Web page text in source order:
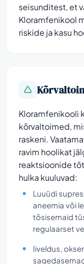
seisunditest, et
Kloramfenikool
riskide ja kasu
Kloramfenikooli
kõrvaltoimed,
raskeni.
ravim hoolikat
reaktsioonide
hulka kuuluvad:
Luuüdi
aneemia või
tõsisemaid
regulaarset
Iiveldus,